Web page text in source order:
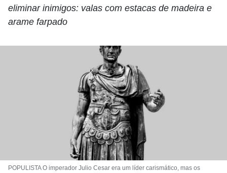
eliminar inimigos: valas com estacas de madeira e
arame farpado
POPULISTA O imperador Julio Cesar era um líder carismático, mas os